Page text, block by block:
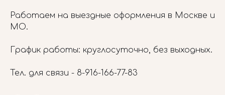
Работаем на выездные оформления в Москве и
МО.
График работы: круглосуточно, без выходных.
Тел. для связи - 8-916-166-77-83